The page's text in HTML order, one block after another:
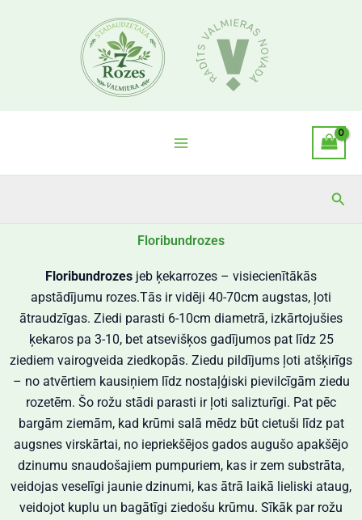
Floribundrozes
Floribundrozes jeb ķekarrozes – visiecienītākās
apstādījumu rozes.Tās ir vidēji 40-70cm augstas, ļoti
ātraudzīgas. Ziedi parasti 6-10cm diametrā, izkārtojušies
ķekaros pa 3-10, bet atsevišķos gadījumos pat līdz 25
ziediem vairogveida ziedkopās. Ziedu pildījums ļoti atšķirīgs
– no atvērtiem kausiņiem līdz nostaļģiski pievilcīgām ziedu
rozetēm. Šo rožu stādi parasti ir ļoti salizturīgi. Pat pēc
bargām ziemām, kad krūmi salā mēdz būt cietuši līdz pat
augsnes virskārtai, no iepriekšējos gados augušo apakšējo
dzinumu snaudošajiem pumpuriem, kas ir zem substrāta,
veidojas veselīgi jaunie dzinumi, kas ātrā laikā lieliski ataug,
veidojot kuplu un bagātīgi ziedošu krūmu. Sīkāk par rožu